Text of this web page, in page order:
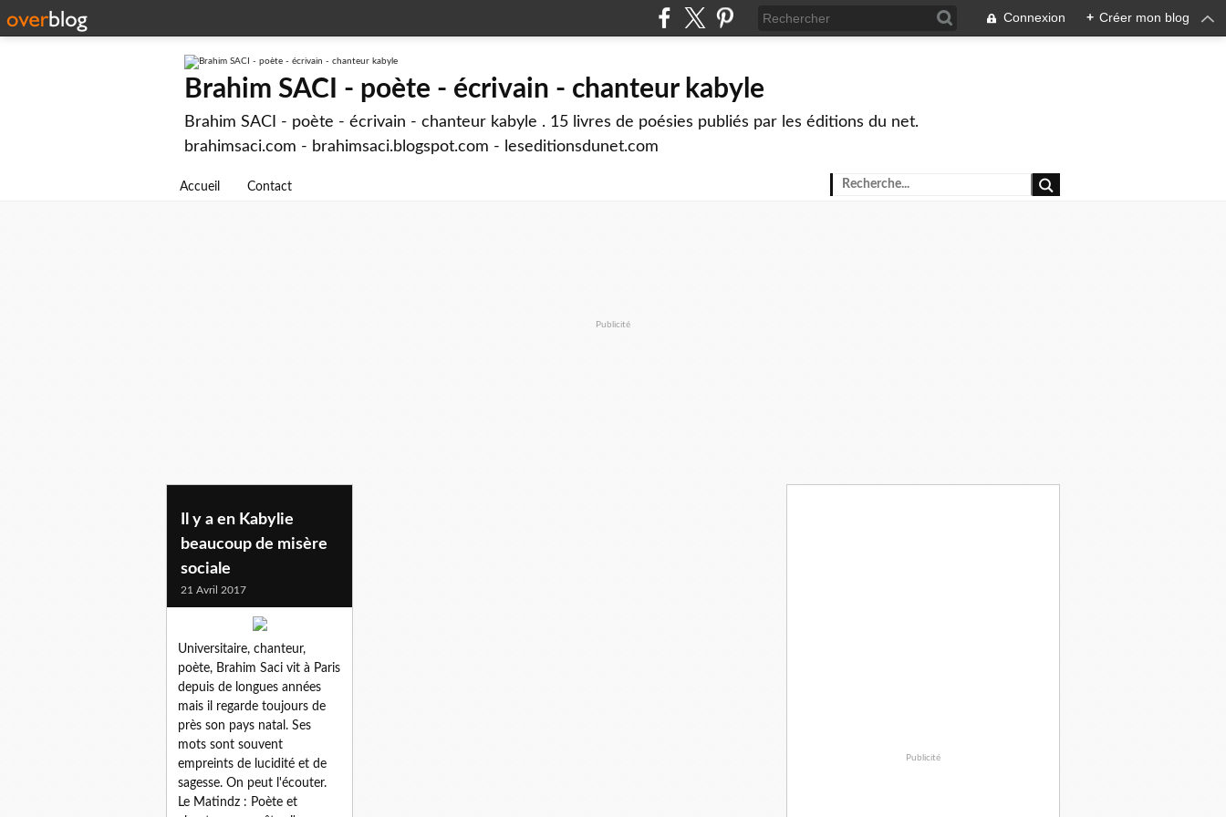
Connexion + Créer mon blog
Brahim SACI - poète - écrivain - chanteur kabyle
Brahim SACI - poète - écrivain - chanteur kabyle . 15 livres de poésies publiés par les éditions du net.
brahimsaci.com - brahimsaci.blogspot.com - leseditionsdunet.com
Accueil Contact
Publicité
Il y a en Kabylie
beaucoup de misère
sociale
21 Avril 2017
Universitaire, chanteur,
poète, Brahim Saci vit à Paris
depuis de longues années
mais il regarde toujours de
près son pays natal. Ses
mots sont souvent
empreints de lucidité et de
sagesse. On peut l'écouter.
Le Matindz : Poète et
Publicité